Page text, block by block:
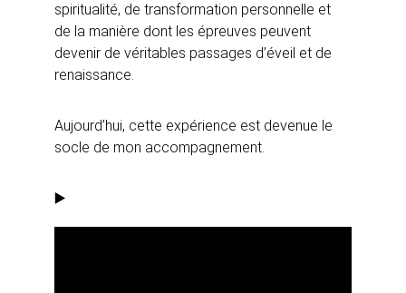
spiritualité, de transformation personnelle et
de la manière dont les épreuves peuvent
devenir de véritables passages d’éveil et de
renaissance.
Aujourd’hui, cette expérience est devenue le
socle de mon accompagnement.
▶️